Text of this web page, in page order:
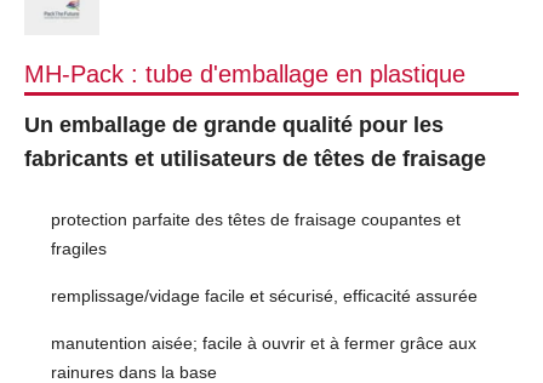
MH-Pack : tube d'emballage en plastique
Un emballage de grande qualité pour les
fabricants et utilisateurs de têtes de fraisage
protection parfaite des têtes de fraisage coupantes et
fragiles
remplissage/vidage facile et sécurisé, efficacité assurée
manutention aisée; facile à ouvrir et à fermer grâce aux
rainures dans la base